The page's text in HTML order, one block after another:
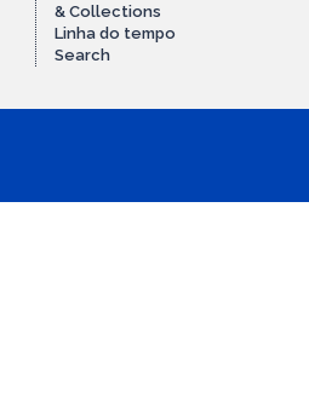
& Collections
Linha do tempo
Search